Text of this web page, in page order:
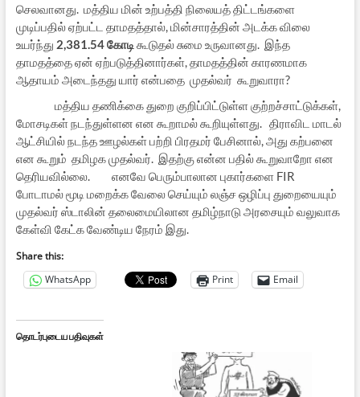
செலவானது. மத்திய மின் உற்பத்தி நிலையத் திட்டங்களை
முடிப்பதில் ஏற்பட்ட தாமதத்தால், மின்சாரத்தின் அடக்க விலை
உயர்ந்து 2,381.54 கோடி கூடுதல் சுமை உருவானது. இந்த
தாமதத்தை ஏன் ஏற்படுத்தினார்கள், தாமதத்தின் காரணமாக
ஆதாயம் அடைந்தது யார் என்பதை முதல்வர் கூறுவாரா?
மத்திய தணிக்கை துறை குறிப்பிட்டுள்ள குற்றச்சாட்டுக்கள்,
மோசடிகள் நடந்துள்ளன என கூறாமல் கூறியுள்ளது. திராவிட மாடல்
ஆட்சியில் நடந்த ஊழல்கள் பற்றி பிரதமர் பேசினால், அது கற்பனை
என கூறும் தமிழக முதல்வர். இதற்கு என்ன பதில் கூறுவாறோ என
தெரியவில்லை. எனவே பெரும்பாலான புகார்களை FIR
போடாமல் மூடி மறைக்க வேலை செய்யும் லஞ்ச ஒழிப்பு துறையையும்
முதல்வர் ஸ்டாலின் தலைமையிலான தமிழ்நாடு அரசையும் வலுவாக
கேள்வி கேட்க வேண்டிய நேரம் இது.
Share this:
WhatsApp
Print Email
தொடர்புடைய பதிவுகள்